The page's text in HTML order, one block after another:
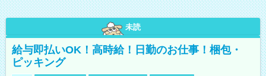
未読
給与即払いOK！高時給！日勤のお仕事！梱包・
ピッキング